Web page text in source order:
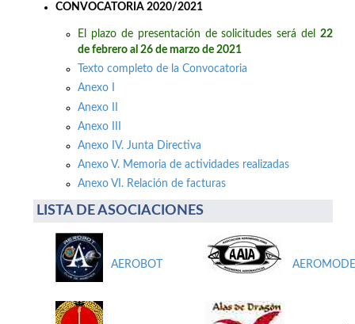
CONVOCATORIA 2020/2021
El plazo de presentación de solicitudes será del 22
de febrero al 26 de marzo de 2021
Texto completo de la Convocatoria
Anexo I
Anexo II
Anexo III
Anexo IV. Junta Directiva
Anexo V. Memoria de actividades realizadas
Anexo VI. Relación de facturas
LISTA DE ASOCIACIONES
AEROBOT